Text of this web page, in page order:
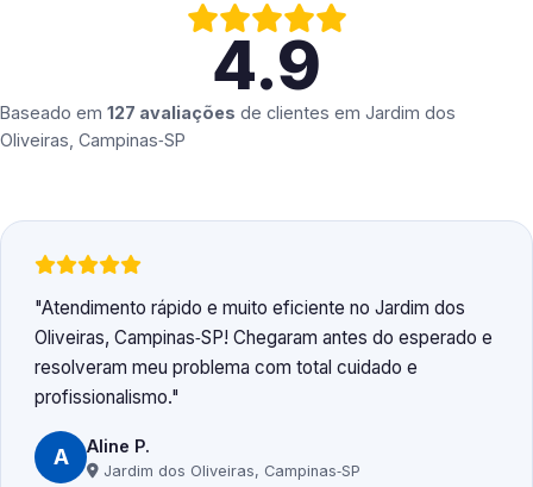
4.9
Baseado em 127 avaliações de clientes em Jardim dos
Oliveiras, Campinas‑SP
Atendimento rápido e muito eficiente no Jardim dos
Oliveiras, Campinas‑SP! Chegaram antes do esperado e
resolveram meu problema com total cuidado e
profissionalismo.
A Aline P.
Jardim dos Oliveiras, Campinas‑SP